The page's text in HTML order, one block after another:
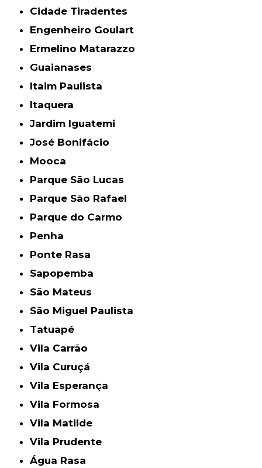
Cidade Tiradentes
Engenheiro Goulart
Ermelino Matarazzo
Guaianases
Itaim Paulista
Itaquera
Jardim Iguatemi
José Bonifácio
Mooca
Parque São Lucas
Parque São Rafael
Parque do Carmo
Penha
Ponte Rasa
Sapopemba
São Mateus
São Miguel Paulista
Tatuapé
Vila Carrão
Vila Curuçá
Vila Esperança
Vila Formosa
Vila Matilde
Vila Prudente
Água Rasa